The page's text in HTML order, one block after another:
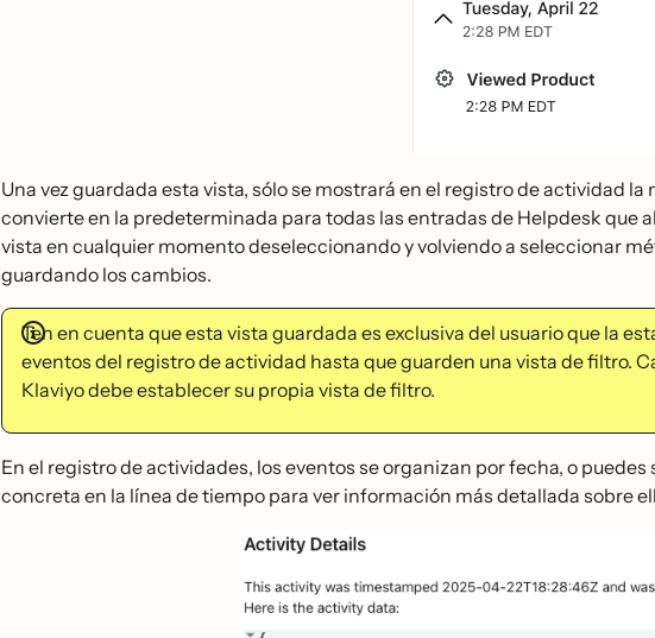
Una vez guardada esta vista, sólo se mostrará en el registro de actividad
convierte en la predeterminada para todas las entradas de Helpdesk que
vista en cualquier momento deseleccionando y volviendo a seleccionar
guardando los cambios.
Ten en cuenta que esta vista guardada es exclusiva del usuario que la
eventos del registro de actividad hasta que guarden una vista de filtro.
Klaviyo debe establecer su propia vista de filtro.
En el registro de actividades, los eventos se organizan por fecha, o
concreta en la línea de tiempo para ver información más detallada sobre